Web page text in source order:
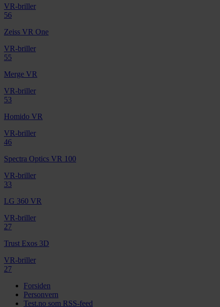
VR-briller
56
Zeiss VR One
VR-briller
55
Merge VR
VR-briller
53
Homido VR
VR-briller
46
Spectra Optics VR 100
VR-briller
33
LG 360 VR
VR-briller
27
Trust Exos 3D
VR-briller
27
Forsiden
Personvern
Test.no som RSS-feed